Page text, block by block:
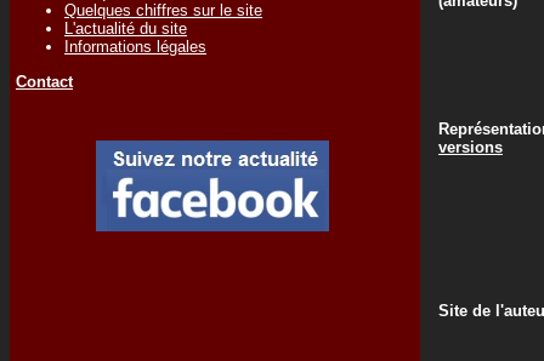
Quelques chiffres sur le site
L'actualité du site
Informations légales
Contact
versions
Site de